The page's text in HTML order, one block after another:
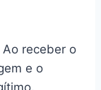
receber o
e o